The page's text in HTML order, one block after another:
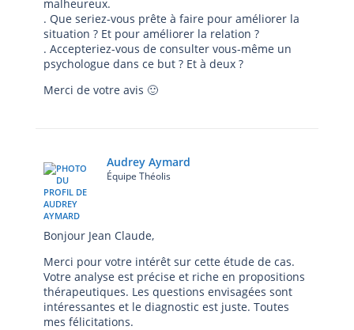
malheureux.
. Que seriez-vous prête à faire pour améliorer la
situation ? Et pour améliorer la relation ?
. Accepteriez-vous de consulter vous-même un
psychologue dans ce but ? Et à deux ?
Merci de votre avis 🙂
Audrey Aymard
Équipe Théolis
Bonjour Jean Claude,
Merci pour votre intérêt sur cette étude de cas.
Votre analyse est précise et riche en propositions
thérapeutiques. Les questions envisagées sont
intéressantes et le diagnostic est juste. Toutes
mes félicitations.